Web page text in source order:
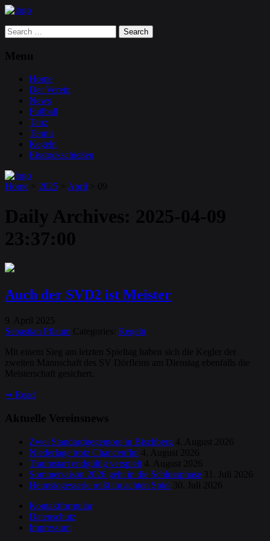
Search
for:
Menu
Home
Der Verein
News
Fußball
Tanz
Tennis
Kegeln
Eisstockschießen
Home 2025 April 09
Daily Archives: 2025-04-09
23:37:00
Auch der SVD2 ist Meister
9 April
2025
Sebastian Pflaum Categories: Kegeln
Mit einem Sieg am letzten Spieltag haben sich die Kegler der
zweiten Mannschaft des SV Dörfleins am Dienstag ebenfalls die
Meisterschaft gesichert.
➞ Read
Aktuelle Vereinsnews
Zwei Standardgegentore in Bischberg 4. August 2026
Niederlage trotz Chancenflut 4. August 2026
Traumstart endgültig verspielt 4. August 2026
Sommersaison 2026 geht in die Schlussphase 31. Juli 2026
Heimsiegesserie reißt im achten Spiel
30. Juli 2026
Kontaktformular
Datenschutz
Impressum